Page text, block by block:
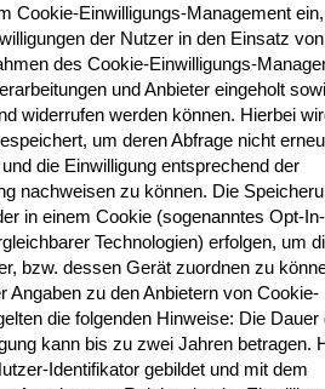
Cookie-Einwilligungs-Management
der Nutzer in den Einsatz von
des Cookie-Einwilligungs-
und Anbieter eingeholt
widerrufen werden können. Hierbei
um deren Abfrage nicht
die Einwilligung entsprechend der
nachweisen zu können. Die
in einem Cookie (sogenanntes Opt-In-
Technologien) erfolgen, um
bzw. dessen Gerät zuordnen zu
Angaben zu den Anbietern von Cookie-
die folgenden Hinweise: Die Dauer
kann bis zu zwei Jahren betragen.
Identifikator gebildet und mit dem